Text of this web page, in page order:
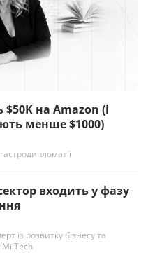
на Amazon (і
менше $1000)
входить у фазу
із розвитку бізнесу та
MilTech